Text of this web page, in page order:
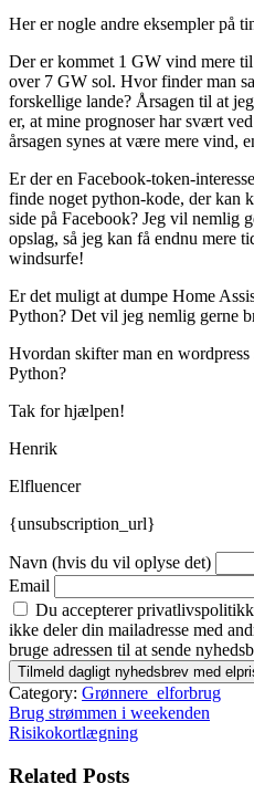
Her er nogle andre eksempler på
Der er kommet 1 GW vind mere
over 7 GW sol. Hvor finder man
forskellige lande? Årsagen til at
er, at mine prognoser har svært
årsagen synes at være mere vind,
Er der en Facebook-token-
finde noget python-kode, der kan
side på Facebook? Jeg vil nemlig
opslag, så jeg kan få endnu mere
windsurfe!
Er det muligt at dumpe Home
Python? Det vil jeg nemlig gerne
Hvordan skifter man en
Python?
Tak for hjælpen!
Henrik
Elfluencer
{unsubscription_url}
Navn (hvis du vil oplyse det)
Email
Du accepterer
ikke deler din mailadresse med
bruge adressen til at sende
Category: Grønnere_elforbrug
Indlægsnavigation
Brug strømmen i weekenden
Risikokortlægning
Related Posts